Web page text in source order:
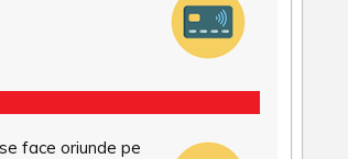
face oriunde pe